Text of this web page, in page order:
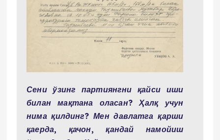
Сени ўзинг партиянгни қайси иши
билан мақтана оласан? Ҳалқ учун
нима қилдинг? Мен давлатга қарши
қаерда, қачон, қандай намойиш